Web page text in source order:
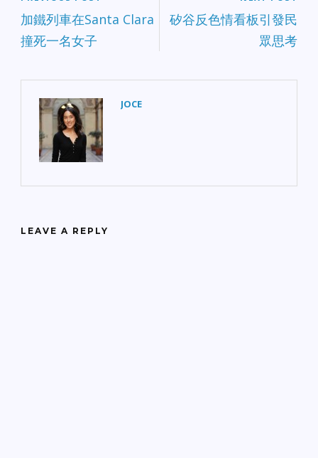
加鐵列車在Santa Clara
撞死一名女子
矽谷反色情看板引發民
眾思考
JOCE
LEAVE A REPLY